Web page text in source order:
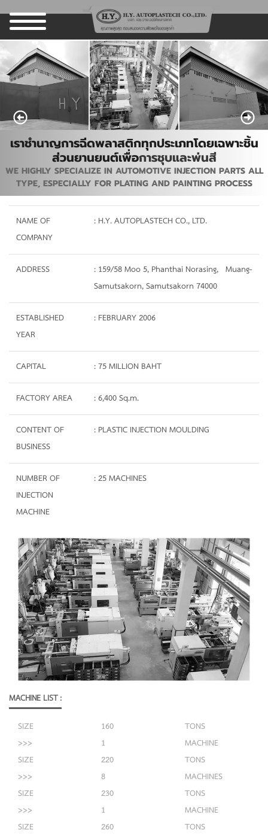
เราชำนาญการฉีดพลาสติกทุกประเภทโดยเฉพาะชิ้น
ส่วนยานยนต์เพื่อการชุบและพ่นสี
WE HIGHLY SPECIALIZE IN AUTOMOTIVE INJECTION PARTS ALL
TYPE, ESPECIALLY FOR PLATING AND PAINTING PROCESS
NAME OF
COMPANY
: H.Y. AUTOPLASTECH CO., LTD.
ADDRESS : 159/58 Moo 5, Phanthai Norasing, Muang-
Samutsakorn, Samutsakorn 74000
ESTABLISHED
YEAR
: FEBRUARY 2006
CAPITAL : 75 MILLION BAHT
FACTORY AREA : 6,400 Sq.m.
CONTENT OF
BUSINESS
: PLASTIC INJECTION MOULDING
NUMBER OF
INJECTION
MACHINE
: 25 MACHINES
MACHINE LIST :
SIZE
160
TONS
>>>
1
MACHINE
SIZE
220
TONS
>>>
8
MACHINES
SIZE
230
TONS
>>>
1
MACHINE
SIZE
260
TONS